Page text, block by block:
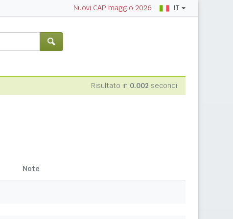
Nuovi CAP maggio 2026 IT
Risultato in 0.002 secondi
Note